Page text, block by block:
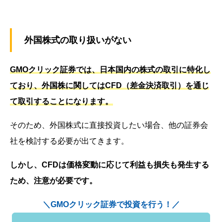
外国株式の取り扱いがない
GMOクリック証券では、日本国内の株式の取引に特化し
ており、外国株に関してはCFD（差金決済取引）を通じ
て取引することになります。
そのため、外国株式に直接投資したい場合、他の証券会
社を検討する必要が出てきます。
しかし、CFDは価格変動に応じて利益も損失も発生する
ため、注意が必要です。
＼GMOクリック証券で投資を行う！／